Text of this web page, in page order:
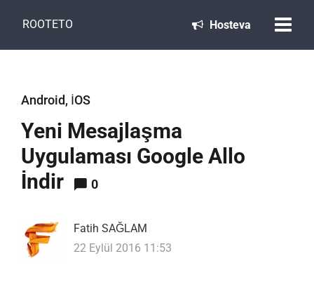
ROOTETO Hosteva
Android, İOS
Yeni Mesajlaşma
Uygulaması Google Allo
İndir
0
Fatih SAĞLAM
22 Eylül 2016 11:53